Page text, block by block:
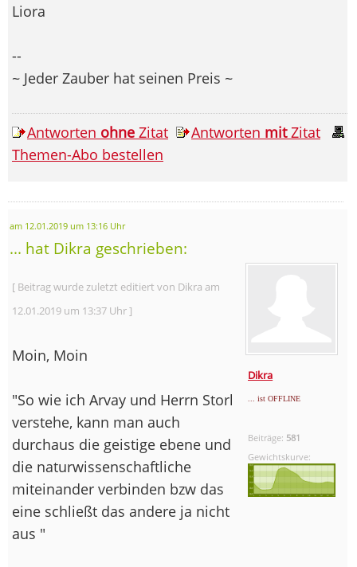
Liora
--
~ Jeder Zauber hat seinen Preis ~
Antworten ohne Zitat Antworten mitZitat
Themen-Abo bestellen
am 12.01.2019 um 13:16 Uhr
... hat Dikra geschrieben:
Dikra
... ist OFFLINE
Beiträge: 581
Gewichtskurve:
[ Beitrag wurde zuletzt editiert von Dikra am
12.01.2019 um 13:37 Uhr ]
Moin, Moin
"So wie ich Arvay und Herrn Storl
verstehe, kann man auch
durchaus die geistige ebene und
die naturwissenschaftliche
miteinander verbinden bzw das
eine schließt das andere ja nicht
aus "